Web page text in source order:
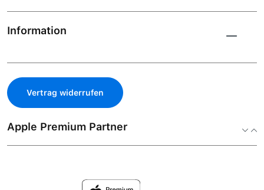
Information
Vertrag widerrufen
Apple Premium Partner